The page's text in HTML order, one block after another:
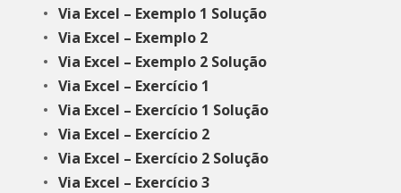
Via Excel – Exemplo 1 Solução
Via Excel – Exemplo 2
Via Excel – Exemplo 2 Solução
Via Excel – Exercício 1
Via Excel – Exercício 1 Solução
Via Excel – Exercício 2
Via Excel – Exercício 2 Solução
Via Excel – Exercício 3